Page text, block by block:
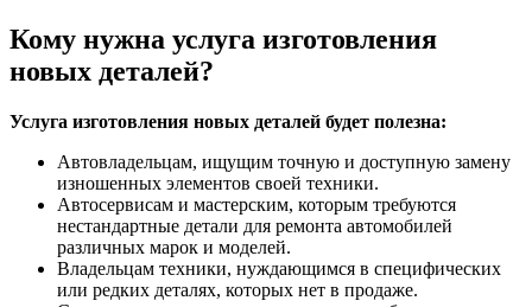
Кому нужна услуга изготовления
новых деталей?
Услуга изготовления новых деталей будет полезна:
Автовладельцам, ищущим точную и доступную замену
изношенных элементов своей техники.
Автосервисам и мастерским, которым требуются
нестандартные детали для ремонта автомобилей
различных марок и моделей.
Владельцам техники, нуждающимся в специфических
или редких деталях, которых нет в продаже.